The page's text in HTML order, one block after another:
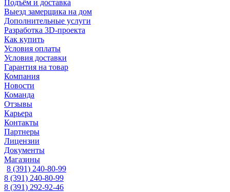
Подъём и доставка
Выезд замерщика на дом
Дополнительные услуги
Разработка 3D-проекта
Как купить
Условия оплаты
Условия доставки
Гарантия на товар
Компания
Новости
Команда
Отзывы
Карьера
Контакты
Партнеры
Лицензии
Документы
Магазины
8 (391) 240-80-99
8 (391) 240-80-99
8 (391) 292-92-46